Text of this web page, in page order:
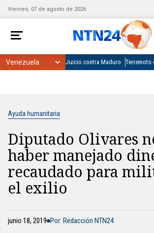
Viernes, 07 de agosto de 2026
Juicio contra Maduro Terremoto
Ayuda humanitaria
Diputado Olivares
haber manejado
recaudado para
el exilio
junio 18, 2019 Por: Redacción NTN24